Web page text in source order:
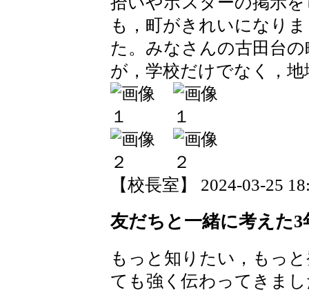
も，町がきれいになり
た。みなさんの古田台
が，学校だけでなく，
【校長室】 2024-03-25
友だちと一緒に考えた3
もっと知りたい，もっ
ても強く伝わってきま